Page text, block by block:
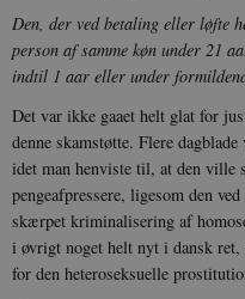
Den, der ved betaling eller løfte
person af samme køn under 21
indtil 1 aar eller under
Det var ikke gaaet helt glat for
denne skamstøtte. Flere
idet man henviste til, at den ville
pengeafpressere, ligesom den
skærpet kriminalisering af
i øvrigt noget helt nyt i dansk ret,
for den heteroseksuelle